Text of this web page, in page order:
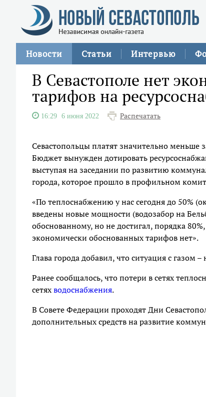
Новости Статьи Интервью
В Севастополе нет
тарифов на
16:29 6 июня 2022 Распечатать
Севастопольцы платят значительно меньше
Бюджет вынужден дотировать
выступая на заседании по развитию
города, которое прошло в профильном
«По теплоснабжению у нас сегодня до 50%
введены новые мощности (водозабор на
обоснованному, но не достигал, порядка
экономически обоснованных тарифов нет».
Глава города добавил, что ситуация с газом –
Ранее сообщалось, что потери в сетях
сетяхводоснабжения.
В Совете Федерации проходят Дни
дополнительных средств на развитие